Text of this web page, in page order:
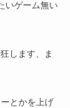
いゲーム無い
します、ま
とかを上げ